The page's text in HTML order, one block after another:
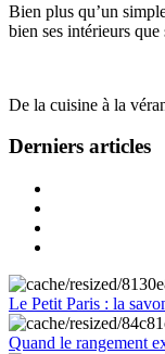
Bien plus qu’un
bien ses intérieurs que
De la cuisine à la
Derniers articles
Le Petit Paris : la
Quand le rangement